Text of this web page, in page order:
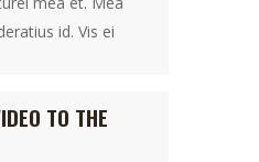
id. Vis ei
TO THE